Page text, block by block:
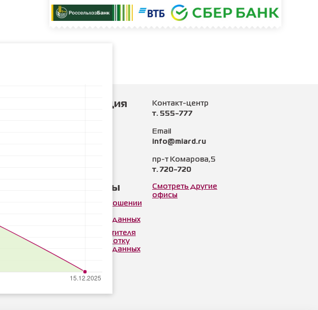
Контакт-центр
т. 555-777
Email
info@miard.ru
пр-т Комарова,5
т. 720-720
Смотреть другие
офисы
Информация
Документы
Политика в отношении
персональных данных
Согласие посетителя
сайта на обработку
персональных данных